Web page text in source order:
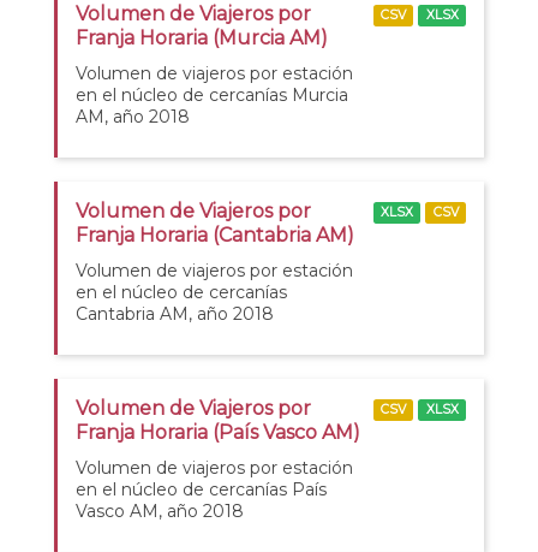
Volumen de Viajeros por
Franja Horaria (Murcia AM)
Volumen de viajeros por estación
en el núcleo de cercanías Murcia
AM, año 2018
CSV XLSX
Volumen de Viajeros por
Franja Horaria (Cantabria AM)
Volumen de viajeros por estación
en el núcleo de cercanías
Cantabria AM, año 2018
XLSX CSV
Volumen de Viajeros por
Franja Horaria (País Vasco AM)
Volumen de viajeros por estación
en el núcleo de cercanías País
Vasco AM, año 2018
CSV XLSX